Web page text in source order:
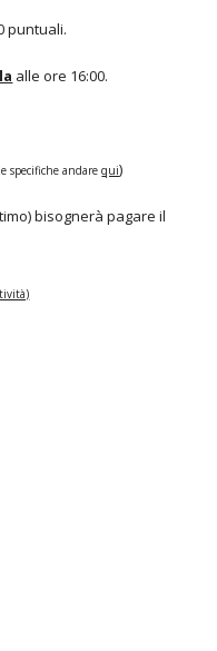
puntuali.
alle ore 16:00.
specifiche andare qui)
bisognerà pagare il